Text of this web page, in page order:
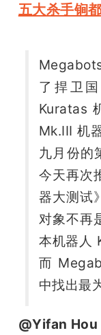
心
专
题
爱
搞
机
五大杀手锏
了捍卫
Kuratas
Mk.III 机
九月份的
今天再次
器大测试
对象不再
本机器人
而
中找出最
@Yifan Hou